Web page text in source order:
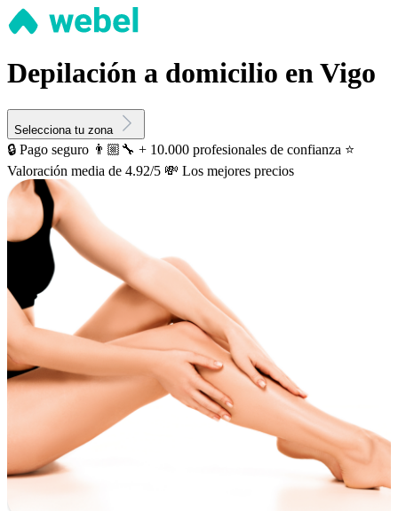
Depilación a domicilio en Vigo
Selecciona tu zona
🔒 Pago seguro 👨🏼‍🔧 + 10.000 profesionales de confianza ⭐️
Valoración media de 4.92/5 💸 Los mejores precios